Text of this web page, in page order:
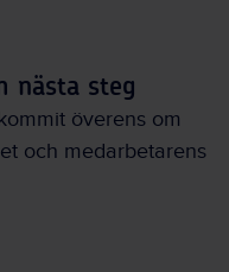
nästa steg
överens om
och medarbetarens